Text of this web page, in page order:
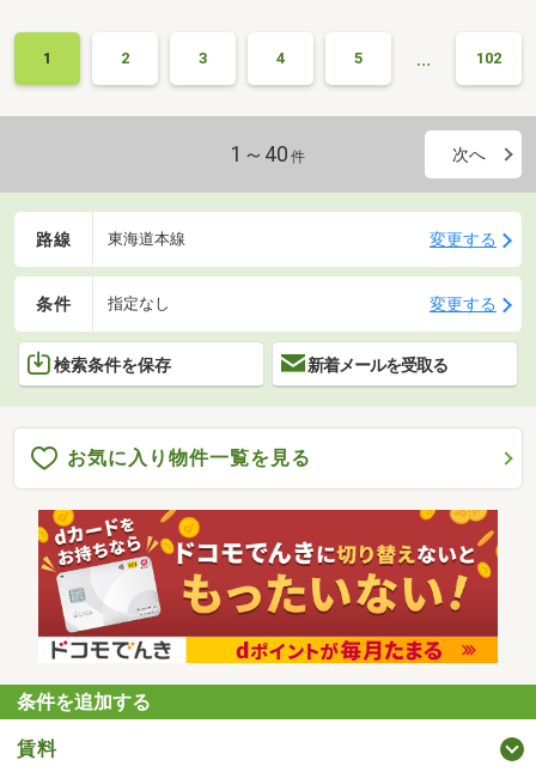
1 2 3 4 5 … 102
1～40 件 次へ
路線 東海道本線 変更する
条件 指定なし 変更する
検索条件を保存 新着メールを受取る
お気に入り物件一覧を見る
条件を追加する
賃料